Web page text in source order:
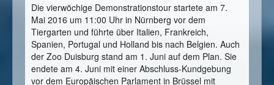
Die vierwöchige Demonstrationstour startete am 7.
Mai 2016 um 11:00 Uhr in Nürnberg vor dem
Tiergarten und führte über Italien, Frankreich,
Spanien, Portugal und Holland bis nach Belgien. Auch
der Zoo Duisburg stand am 1. Juni auf dem Plan. Sie
endete am 4. Juni mit einer Abschluss-Kundgebung
vor dem Europäischen Parlament in Brüssel mit